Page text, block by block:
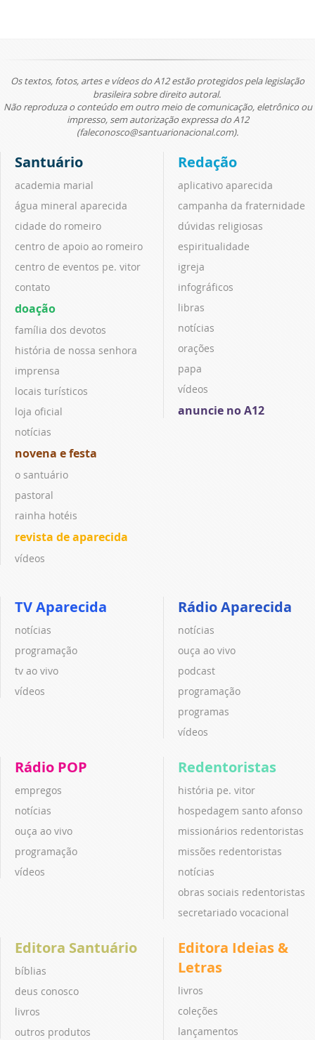
Os textos, fotos, artes e vídeos do A12 estão protegidos pela legislação
brasileira sobre direito autoral.
Não reproduza o conteúdo em outro meio de comunicação, eletrônico ou
impresso, sem autorização expressa do A12
(faleconosco@santuarionacional.com).
Santuário
academia marial
água mineral aparecida
cidade do romeiro
centro de apoio ao romeiro
centro de eventos pe. vitor
contato
doação
família dos devotos
história de nossa senhora
imprensa
locais turísticos
loja oficial
notícias
novena e festa
o santuário
pastoral
rainha hotéis
revista de aparecida
vídeos
Redação
aplicativo aparecida
campanha da fraternidade
dúvidas religiosas
espiritualidade
igreja
infográficos
libras
notícias
orações
papa
vídeos
anuncie no A12
TV Aparecida
notícias
programação
tv ao vivo
vídeos
Rádio Aparecida
notícias
ouça ao vivo
podcast
programação
programas
vídeos
Rádio POP
empregos
notícias
ouça ao vivo
programação
vídeos
Redentoristas
história pe. vitor
hospedagem santo afonso
missionários redentoristas
missões redentoristas
notícias
obras sociais redentoristas
secretariado vocacional
Editora Santuário
bíblias
deus conosco
livros
outros produtos
Editora Ideias &
Letras
livros
coleções
lançamentos